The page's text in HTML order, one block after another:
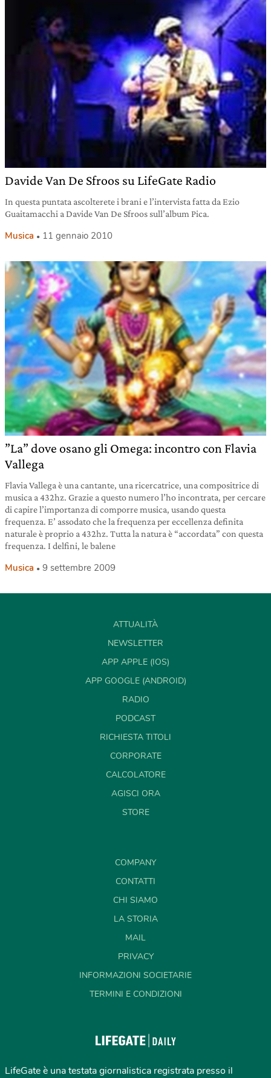
Davide Van De Sfroos su LifeGate Radio
In questa puntata ascolterete i brani e l’intervista fatta da Ezio
Guaitamacchi a Davide Van De Sfroos sull’album Pica.
Musica 11 gennaio 2010
”La” dove osano gli Omega: incontro con Flavia
Vallega
Flavia Vallega è una cantante, una ricercatrice, una compositrice di
musica a 432hz. Grazie a questo numero l’ho incontrata, per cercare
di capire l’importanza di comporre musica, usando questa
frequenza. E’ assodato che la frequenza per eccellenza definita
naturale è proprio a 432hz. Tutta la natura è “accordata” con questa
frequenza. I delfini, le balene
Musica 9 settembre 2009
ATTUALITÀ
NEWSLETTER
APP APPLE (IOS)
APP GOOGLE (ANDROID)
RADIO
PODCAST
RICHIESTA TITOLI
CORPORATE
CALCOLATORE
AGISCI ORA
STORE
COMPANY
CONTATTI
CHI SIAMO
LA STORIA
MAIL
PRIVACY
INFORMAZIONI SOCIETARIE
TERMINI E CONDIZIONI
LifeGate è una testata giornalistica registrata presso il